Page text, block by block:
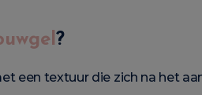
?
een textuur die zich na het